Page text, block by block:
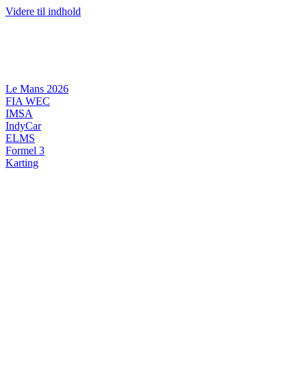
Videre til indhold
Le Mans 2026
FIA WEC
IMSA
IndyCar
ELMS
Formel 3
Karting